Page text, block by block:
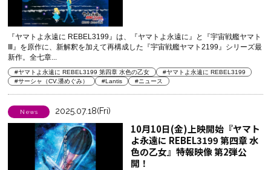
『ヤマトよ永遠に REBEL3199』は、『ヤマトよ永遠に』と『宇宙戦艦ヤマト
Ⅲ』を原作に、新解釈を加えて再構成した『宇宙戦艦ヤマト2199』シリーズ最
新作。全七章...
#ヤマトよ永遠に REBEL3199 第四章 水色の乙女
#ヤマトよ永遠に REBEL3199
#サーシャ（CV.潘めぐみ）
#Lantis #ニュース
News 2025.07.18(Fri)
10月10日(金)上映開始『ヤマト
よ永遠に REBEL3199 第四章 水
色の乙女』特報映像 第2弾公
開！